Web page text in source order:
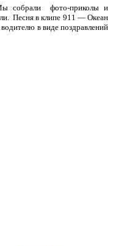
собрали фото-приколы и
Песня в клипе 911 — Океан
в виде поздравлений